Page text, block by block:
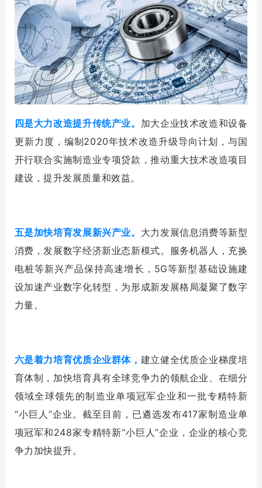
四是大力改造提升传统产业。 加大企业技术改造和设备
更新力度，编制2020年技术改造升级导向计划，与国
开行联合实施制造业专项贷款，推动重大技术改造项目
建设，提升发展质量和效益。
五是加快培育发展新兴产业。 大力发展信息消费等新型
消费，发展数字经济新业态新模式。服务机器人，充换
电桩等新兴产品保持高速增长，5G等新型基础设施建
设加速产业数字化转型，为形成新发展格局凝聚了数字
力量。
六是着力培育优质企业群体， 建立健全优质企业梯度培
育体制，加快培育具有全球竞争力的领航企业、在细分
领域全球领先的制造业单项冠军企业和一批专精特新
“小巨人”企业。截至目前，已遴选发布417家制造业单
项冠军和248家专精特新“小巨人”企业，企业的核心竞
争力加快提升。